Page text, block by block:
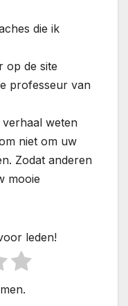
die ik
op de site
professeur van
weten
niet om uw
Zodat anderen
mooie
leden!